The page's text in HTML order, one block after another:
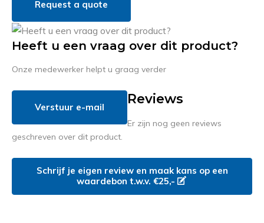
Request a quote
Heeft u een vraag over dit product?
Onze medewerker helpt u graag verder
Verstuur e-mail
Reviews
Er zijn nog geen reviews
geschreven over dit product.
Schrijf je eigen review en maak kans op een
waardebon t.w.v. €25,-